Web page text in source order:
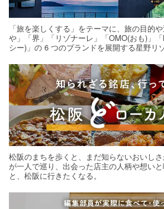
「旅を楽しくする」をテーマに、旅の目的
や」「界」「リゾナーレ」「OMO(おも)」
シー)」の 6 つのブランドを展開する星野リ
松阪のまちを歩くと、まだ知らないおいし
が一人で巡り、出会った店主の人柄や想い
と、松阪に行きたくなる。